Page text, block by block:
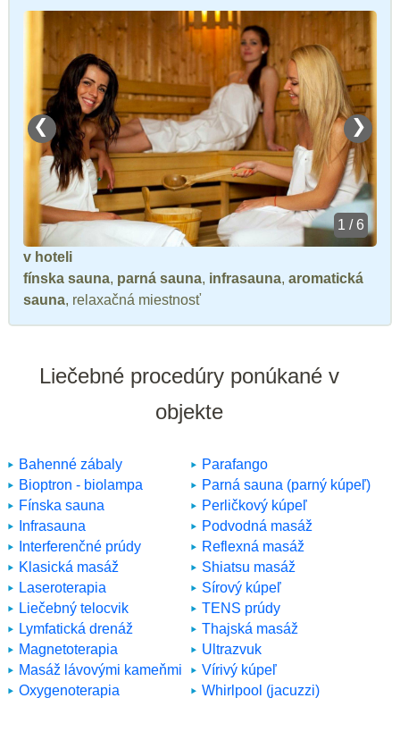
❮ ❯
1 / 6
v hoteli
fínska sauna, parná sauna, infrasauna, aromatická
sauna, relaxačná miestnosť
Liečebné procedúry ponúkané v
objekte
Bahenné zábaly
Bioptron - biolampa
Fínska sauna
Infrasauna
Interferenčné prúdy
Klasická masáž
Laseroterapia
Liečebný telocvik
Lymfatická drenáž
Magnetoterapia
Masáž lávovými kameňmi
Oxygenoterapia
Parafango
Parná sauna (parný kúpeľ)
Perličkový kúpeľ
Podvodná masáž
Reflexná masáž
Shiatsu masáž
Sírový kúpeľ
TENS prúdy
Thajská masáž
Ultrazvuk
Vírivý kúpeľ
Whirlpool (jacuzzi)